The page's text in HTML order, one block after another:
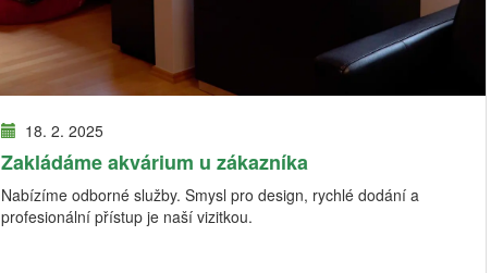
18. 2. 2025
Zakládáme akvárium u zákazníka
Nabízíme odborné služby. Smysl pro design, rychlé dodání a
profesionální přístup je naší vizitkou.